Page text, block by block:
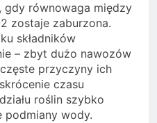
gdy równowaga między
zostaje zaburzona.
składników
– zbyt dużo nawozów
przyczyny ich
czasu
roślin szybko
podmiany wody.